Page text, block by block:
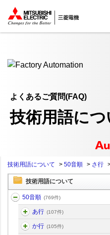
ここから本文
よくあるご質問(FAQ)
技術用語につ
技術用語について > 50音順 > さ行
技術用語について
50音順 (769件)
あ行 (107件)
か行 (105件)